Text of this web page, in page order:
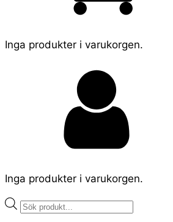
Inga produkter i varukorgen.
Inga produkter i varukorgen.
Products